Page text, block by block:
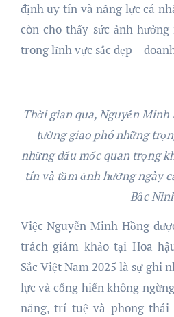
định uy tín và năng lực cá
còn cho thấy sức ảnh
trong lĩnh vực sắc đẹp –
Thời gian qua, Nguyễn
tưởng giao phó những
những dấu mốc quan trọng
tín và tầm ảnh hưởng ngày
Bắc
Việc Nguyễn Minh Hồng
trách giám khảo tại Hoa
Sắc Việt Nam 2025 là sự ghi
lực và cống hiến không
năng, trí tuệ và phong